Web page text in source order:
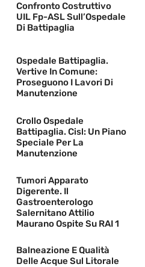
Confronto Costruttivo
UIL Fp-ASL Sull’Ospedale
Di Battipaglia
Ospedale Battipaglia.
Vertive In Comune:
Proseguono I Lavori Di
Manutenzione
Crollo Ospedale
Battipaglia. Cisl: Un Piano
Speciale Per La
Manutenzione
Tumori Apparato
Digerente. Il
Gastroenterologo
Salernitano Attilio
Maurano Ospite Su RAI 1
Balneazione E Qualità
Delle Acque Sul Litorale